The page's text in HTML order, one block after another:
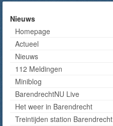
Nieuws
Homepage
Actueel
Nieuws
112 Meldingen
Miniblog
BarendrechtNU Live
Het weer in Barendrecht
Treintijden station Barendrecht